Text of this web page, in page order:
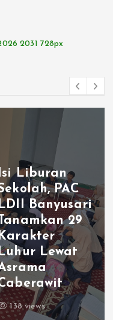
Liburan
PAC
Banyusari
Tanamkan 29
Lewat
138 views